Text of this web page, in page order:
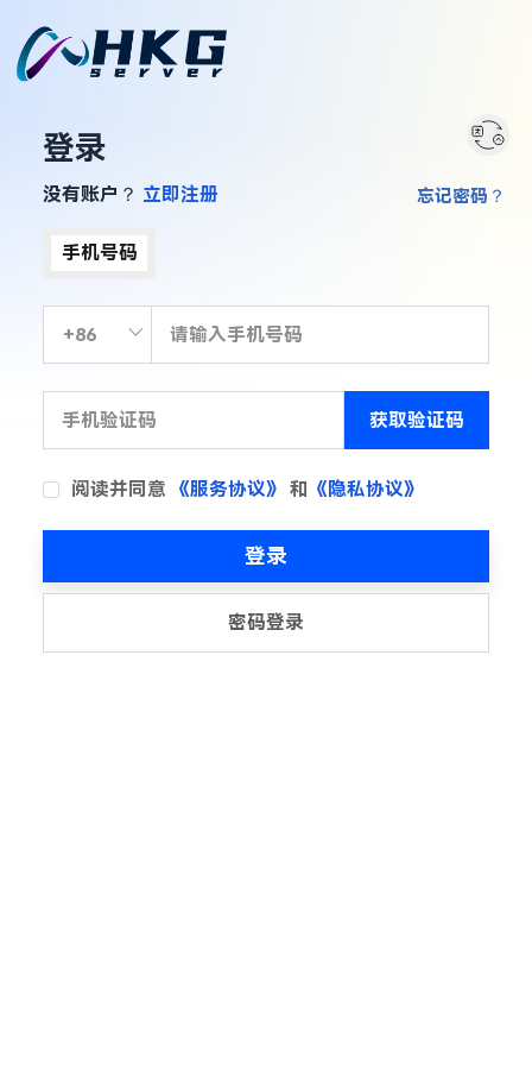
登录
没有账户？ 立即注册
手机号码
获取验证码
阅读并同意 《服务协议》 和 《隐私协议》
忘记密码？
登录
密码登录